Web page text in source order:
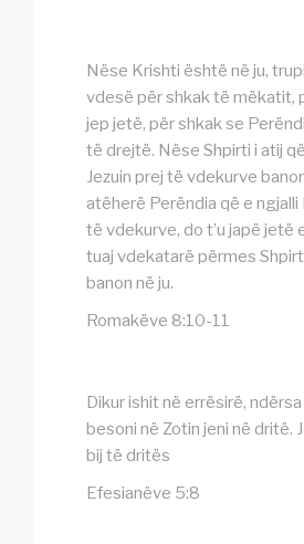
Nëse Krishti është në ju,
vdesë për shkak të mëkatit,
jep jetë, për shkak se
të drejtë. Nëse Shpirti i atij
Jezuin prej të vdekurve
atëherë Perëndia që e ngjalli
të vdekurve, do t’u japë jetë
tuaj vdekatarë përmes
banon në ju.
Romakëve 8:10-11
Dikur ishit në errësirë,
besoni në Zotin jeni në dritë.
bij të dritës
Efesianëve 5:8